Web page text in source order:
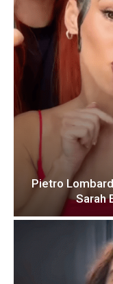
Pietro
Sarah